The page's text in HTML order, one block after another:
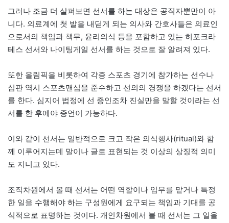
그러나 조금 더 살펴보면 선서를 하는 대상은 공직자뿐만이 아
니다. 의료계에 첫 발을 내딛게 되는 의사와 간호사들은 의료인
으로서의 책임과 책무, 윤리의식 등을 포함하고 있는 히포크라
테스 선서와 나이팅게일 선서를 하는 것으로 잘 알려져 있다.
또한 올림픽을 비롯하여 각종 스포츠 경기에 참가하는 선수나
심판 역시 스포츠맨십을 준수하고 선의의 경쟁을 하겠다는 선서
를 한다. 심지어 법정에 선 증인조차 진실만을 말할 것이라는 선
서를 한 후에야 증언이 가능하다.
이와 같이 선서는 일반적으로 크고 작은 의식행사(ritual)와 함
께 이루어지는데 말이나 글로 표현되는 것 이상의 상징적 의미
도 지니고 있다.
조직차원에서 볼 때 선서는 어떤 역할이나 임무를 맡거나 특정
한 일을 수행해야 하는 구성원에게 요구되는 책임과 기대를 공
식적으로 표명하는 것이다. 개인차원에서 볼 때 선서는 그 일을